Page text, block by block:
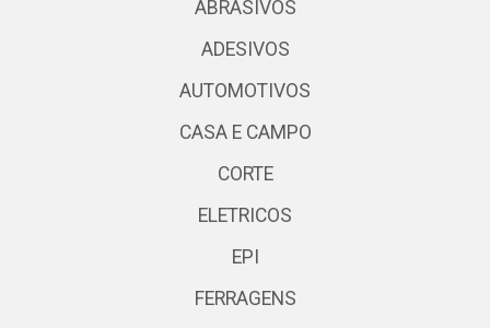
ABRASIVOS
ADESIVOS
AUTOMOTIVOS
CASA E CAMPO
CORTE
ELETRICOS
EPI
FERRAGENS